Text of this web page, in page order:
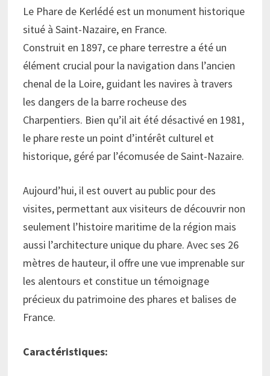
Le Phare de Kerlédé est un monument historique
situé à Saint-Nazaire, en France.
Construit en 1897, ce phare terrestre a été un
élément crucial pour la navigation dans l’ancien
chenal de la Loire, guidant les navires à travers
les dangers de la barre rocheuse des
Charpentiers. Bien qu’il ait été désactivé en 1981,
le phare reste un point d’intérêt culturel et
historique, géré par l’écomusée de Saint-Nazaire.
Aujourd’hui, il est ouvert au public pour des
visites, permettant aux visiteurs de découvrir non
seulement l’histoire maritime de la région mais
aussi l’architecture unique du phare. Avec ses 26
mètres de hauteur, il offre une vue imprenable sur
les alentours et constitue un témoignage
précieux du patrimoine des phares et balises de
France.
Caractéristiques: